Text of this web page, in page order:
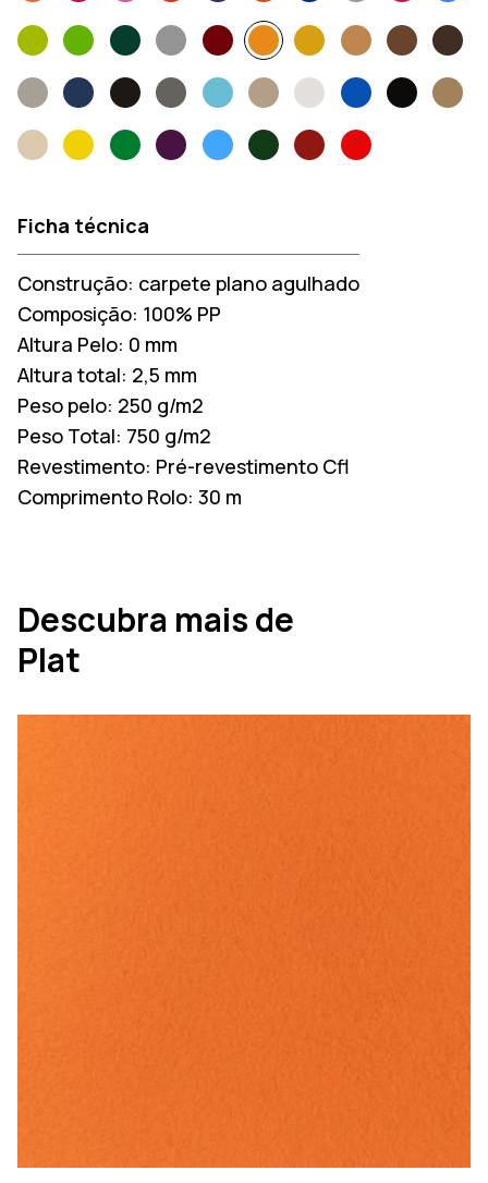
Ficha técnica
Construção: carpete plano agulhado
Composição: 100% PP
Altura Pelo: 0 mm
Altura total: 2,5 mm
Peso pelo: 250 g/m2
Peso Total: 750 g/m2
Revestimento: Pré-revestimento Cfl
Comprimento Rolo: 30 m
Descubra mais de
Plat